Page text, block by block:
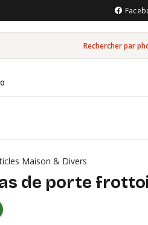
Rechercher par
Maison & Divers
de porte